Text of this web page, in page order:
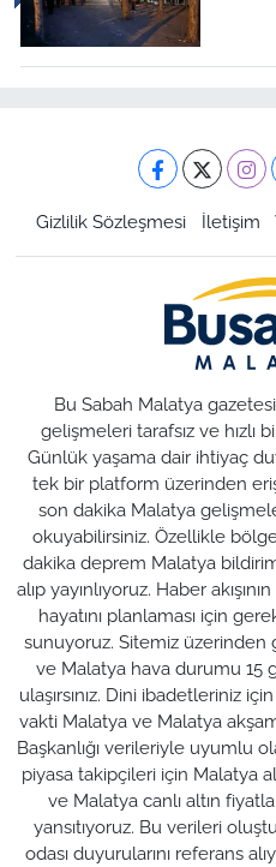
Gizlilik Sözleşmesi İletişim
Bu Sabah Malatya
gelişmeleri tarafsız ve hızlı
Günlük yaşama dair ihtiyaç
tek bir platform üzerinden
son dakika Malatya
okuyabilirsiniz. Özellikle
dakika deprem Malatya
alıp yayınlıyoruz. Haber
hayatını planlaması için
sunuyoruz. Sitemiz
ve Malatya hava durumu 15
ulaşırsınız. Dini ibadetleriniz
vakti Malatya ve Malatya
Başkanlığı verileriyle uyumlu
piyasa takipçileri için Malatya
ve Malatya canlı altın
yansıtıyoruz. Bu verileri
odası duyurularını referans